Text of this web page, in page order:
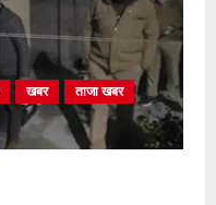
खबर
ताजा खबर